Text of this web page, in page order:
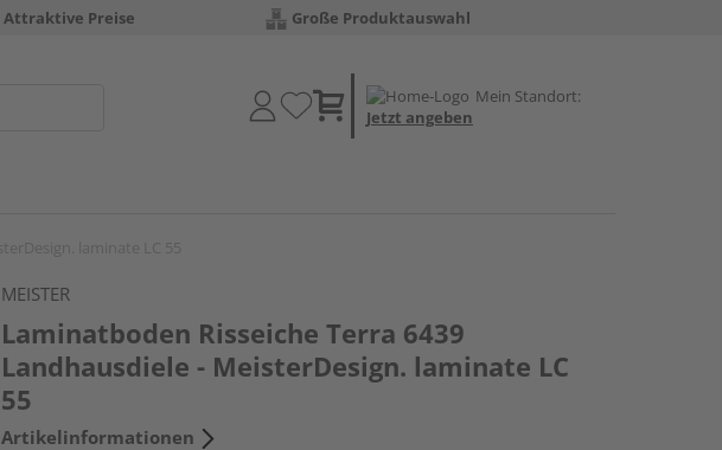
Attraktive Preise Große Produktauswahl
Mein Standort:
Jetzt angeben
MEISTER
Laminatboden Risseiche Terra 6439
Landhausdiele - MeisterDesign. laminate LC
55
Artikelinformationen